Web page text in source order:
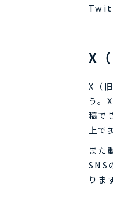
X
X（
う。
稿で
上で
また
SNS
りま